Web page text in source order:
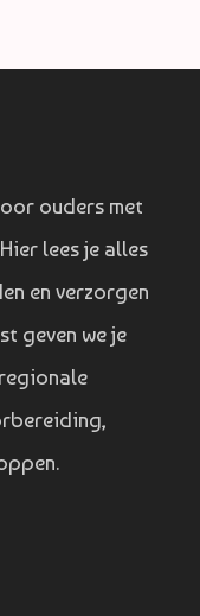
ouders met
lees je alles
en verzorgen
geven we je